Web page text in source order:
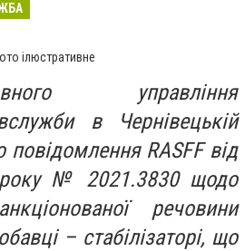
ілюстративне
управління
в Чернівецькій
повідомлення RASFF від
№ 2021.3830 щодо
речовини
– стабілізаторі, що